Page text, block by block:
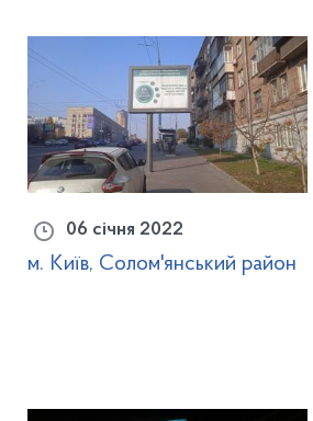
06 січня 2022
м. Київ, Солом'янський район